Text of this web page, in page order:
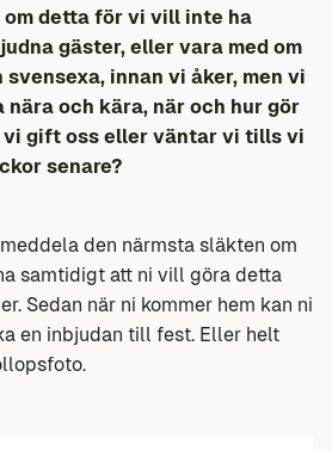
om detta för vi vill inte ha
gäster, eller vara med om
svensexa, innan vi åker, men vi
och kära, när och hur gör
vi gift oss eller väntar vi tills vi
senare?
den närmsta släkten om
samtidigt att ni vill göra detta
Sedan när ni kommer hem kan ni
en inbjudan till fest. Eller helt